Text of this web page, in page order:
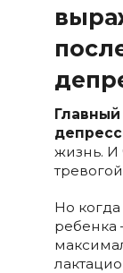
жизнь. И
Но
ребенка